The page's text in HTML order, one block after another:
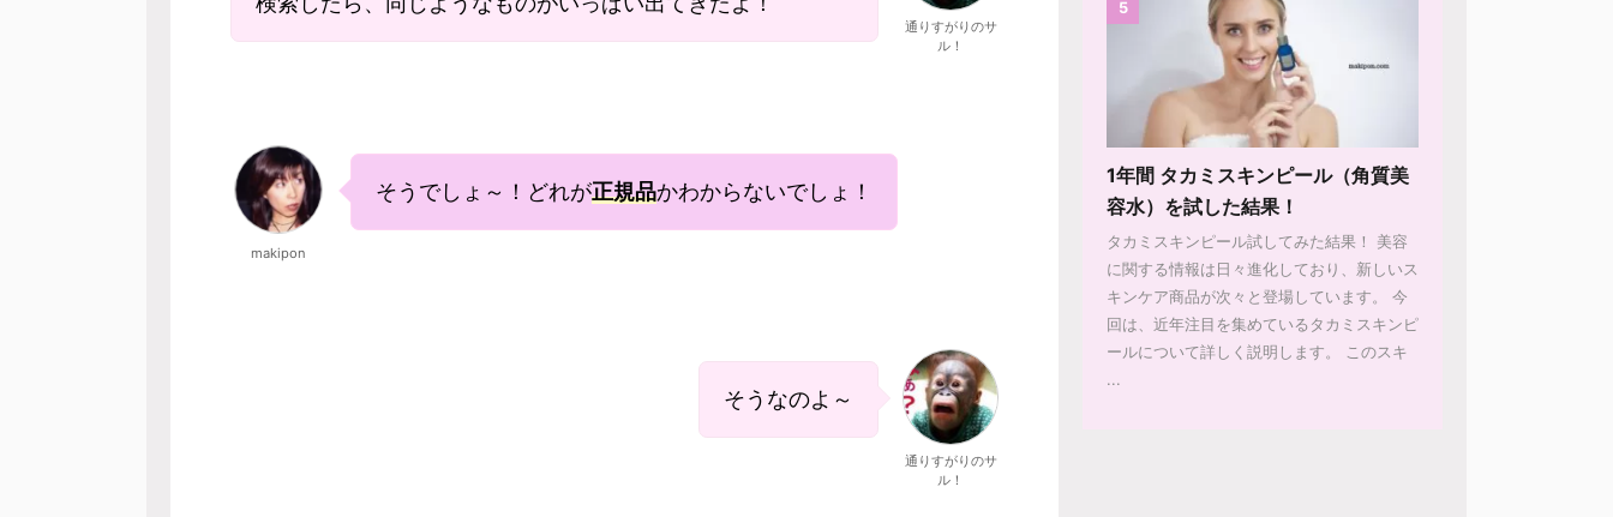
通りすがりのサ
ル！
makipon
そうでしょ～！どれが正規品かわからないでしょ！
そうなのよ～
通りすがりのサ
ル！
5
1年間 タカミスキンピール（角質美
容水）を試した結果！
タカミスキンピール試してみた結果！ 美容
に関する情報は日々進化しており、新しいス
キンケア商品が次々と登場しています。 今
回は、近年注目を集めているタカミスキンピ
ールについて詳しく説明します。 このスキ
...